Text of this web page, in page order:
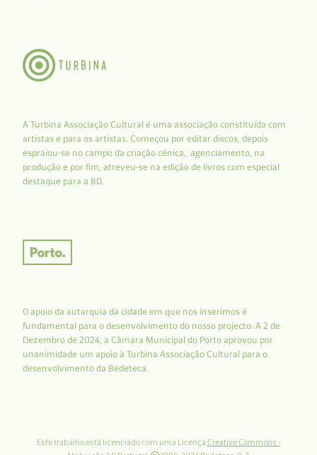
A Turbina Associação Cultural é uma associação constituída com
artistas e para os artistas. Começou por editar discos, depois
espraiou-se no campo da criação cénica, agenciamento, na
produção e por fim, atreveu-se na edição de livros com especial
destaque para a BD.
O apoio da autarquia da cidade em que nos inserimos é
fundamental para o desenvolvimento do nosso projecto: A 2 de
Dezembro de 2024, a Câmara Municipal do Porto aprovou por
unanimidade um apoio à Turbina Associação Cultural para o
desenvolvimento da Bedeteca.
Este trabalho está licenciado com uma Licença Creative Commons -